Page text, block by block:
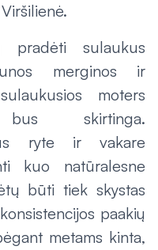
pradėti sulaukus
merginos ir
moters
skirtinga.
ryte ir vakare
kuo natūralesne
būti tiek skystas
paakių
metams kinta,